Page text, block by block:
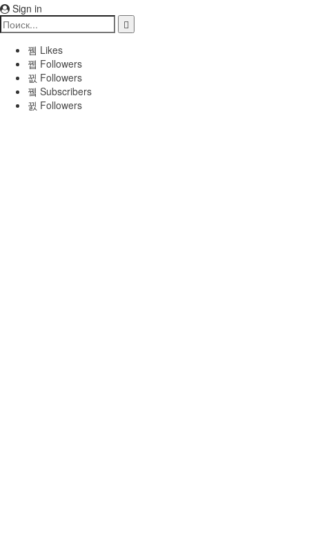
Sign in
Likes
Followers
Followers
Subscribers
Followers